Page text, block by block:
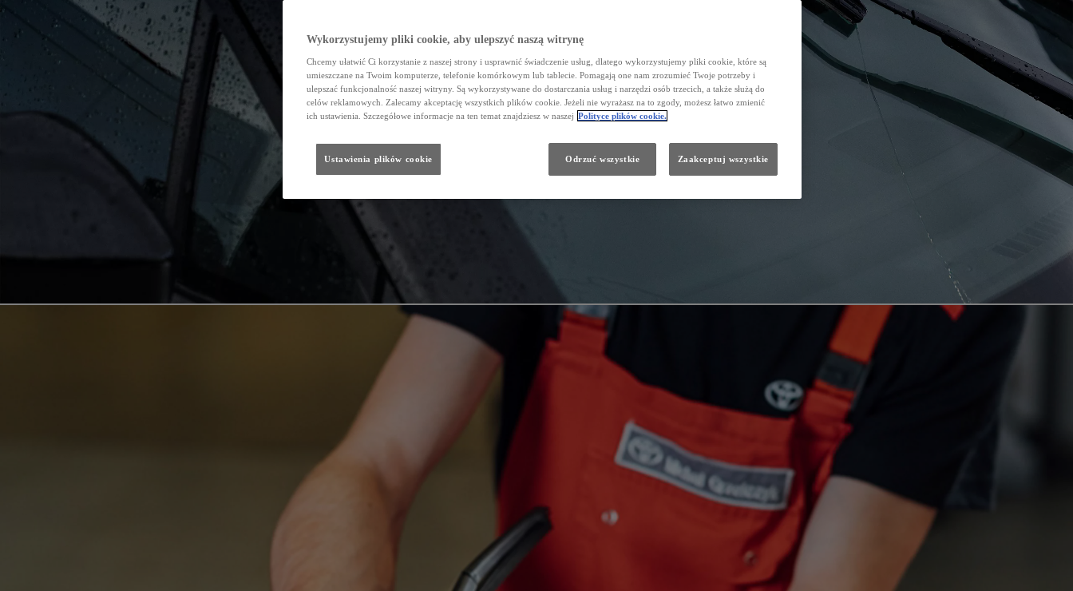
Wykorzystujemy pliki cookie, aby ulepszyć naszą witrynę
Chcemy ułatwić Ci korzystanie z naszej strony i usprawnić świadczenie usług, dlatego wykorzystujemy pliki cookie, które są
umieszczane na Twoim komputerze, telefonie komórkowym lub tablecie. Pomagają one nam zrozumieć Twoje potrzeby i
ulepszać funkcjonalność naszej witryny. Są wykorzystywane do dostarczania usług i narzędzi osób trzecich, a także służą do
celów reklamowych. Zalecamy akceptację wszystkich plików cookie. Jeżeli nie wyrażasz na to zgody, możesz łatwo zmienić
ich ustawienia. Szczegółowe informacje na ten temat znajdziesz w naszej Polityce plików cookie.
Ustawienia plików cookie Odrzuć wszystkie Zaakceptuj wszystkie